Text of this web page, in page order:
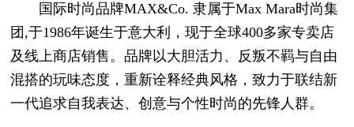
国际时尚品牌MAX&Co. 隶属于Max Mara时尚集
团,于1986年诞生于意大利，现于全球400多家专卖店
及线上商店销售。品牌以大胆活力、反叛不羁与自由
混搭的玩味态度，重新诠释经典风格，致力于联结新
一代追求自我表达、创意与个性时尚的先锋人群。